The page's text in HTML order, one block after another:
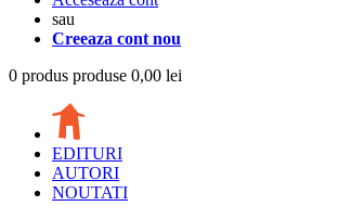
sau
Creeaza cont nou
0 produs produse 0,00 lei
EDITURI
AUTORI
NOUTATI